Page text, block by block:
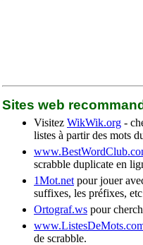
Sites web
Visitez WikWik.org -
listes à partir des mots
scrabble duplicate en
1Mot.net pour jouer
suffixes, les préfixes,
Ortograf.ws pour
de scrabble.